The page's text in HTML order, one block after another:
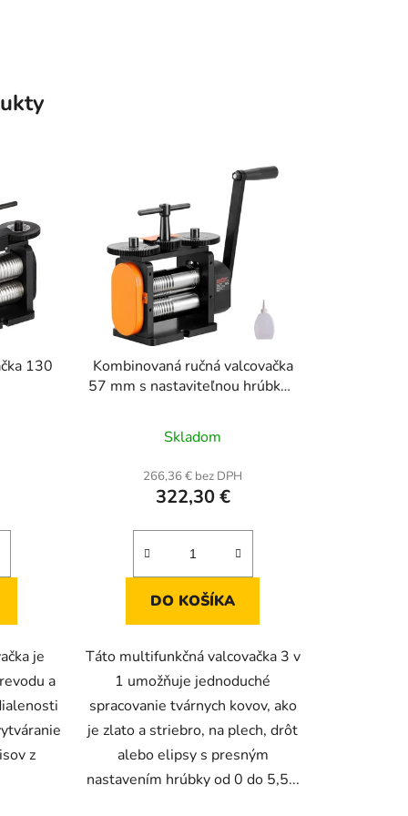
130
je
a
z
Kombinovaná ručná valcovačka
57 mm s nastaviteľnou hrúbkou
mosadz, hliník
hodnotenie
produktu
je
z
hviezdičiek.
Skladom
266,36 € bez DPH
322,30 €
DO KOŠÍKA
Táto multifunkčná valcovačka 3 v
1 umožňuje jednoduché
spracovanie tvárnych kovov, ako
je zlato a striebro, na plech, drôt
alebo elipsy s presným
nastavením hrúbky od 0 do 5,5...